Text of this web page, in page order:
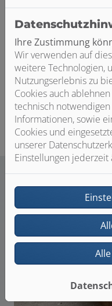
Kaldewei Puro Next
Kaldewei Puro Next
Standfläche
Duschen in einem
Ihre Zustimmung
Wir verwenden auf
weitere Technologien,
Nutzungserlebnis zu
Cookies auch
technisch
Informationen, sowie
Cookies und
unserer
Einstellungen jederzeit